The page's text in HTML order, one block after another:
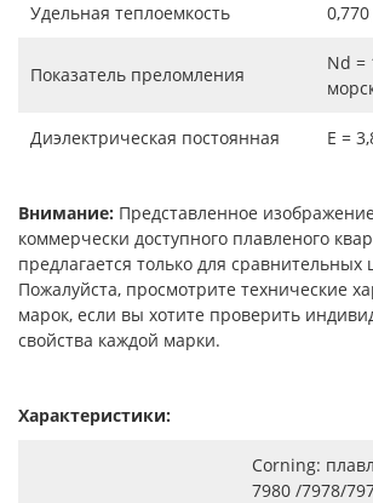
Удельная теплоемкость
Показатель преломления
Nd =
Диэлектрическая постоянная E =
Внимание: Представленное
коммерчески доступного плавленого
предлагается только для сравнительных
Пожалуйста, просмотрите технические
марок, если вы хотите проверить
свойства каждой марки.
Характеристики:
Corning:
7980 /7978/